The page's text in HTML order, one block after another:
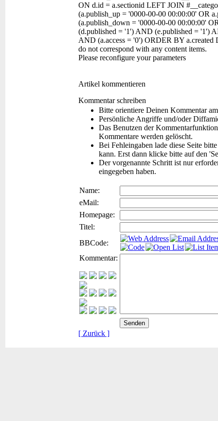
ON d.id = a.sectionid LEFT JOIN
(a.publish_up = '0000-00-00 00:00:00' OR
(a.publish_down = '0000-00-00 00:00:00'
(d.published = '1') AND (e.published = '1')
AND (a.access = '0') ORDER BY a.created
do not correspond with any content items.
Please reconfigure your parameters
Artikel kommentieren
Kommentar schreiben
Bitte orientiere Deinen Kommentar
Persönliche Angriffe und/oder
Das Benutzen der
Kommentare werden gelöscht.
Bei Fehleingaben lade diese Seite
kann. Erst dann klicke bitte auf den
Der vorgenannte Schritt ist nur
eingegeben haben.
Name:
eMail:
Homepage:
Titel:
BBCode:
Kommentar:
[ Zurück ]